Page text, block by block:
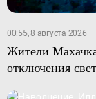
00:55, 8 августа 2026
Жители
отключения